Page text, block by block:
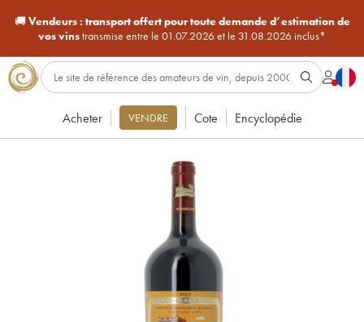
🚚Vendeurs : transport offert pour toute demande d’estimation de
vos vinstransmise entre le 01.07.2026 et le 31.08.2026 inclus*
Acheter VENDRE Cote Encyclopédie